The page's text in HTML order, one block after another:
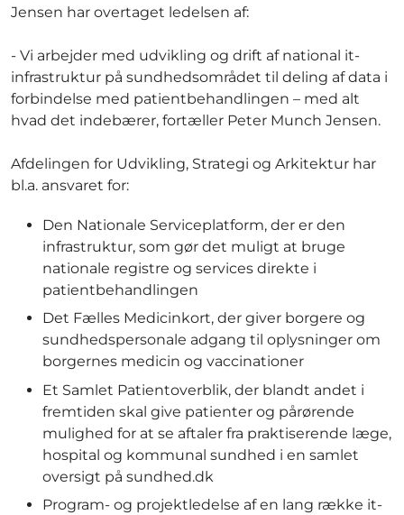
Jensen har overtaget ledelsen af:
- Vi arbejder med udvikling og drift af national it-
infrastruktur på sundhedsområdet til deling af data i
forbindelse med patientbehandlingen – med alt
hvad det indebærer, fortæller Peter Munch Jensen.
Afdelingen for Udvikling, Strategi og Arkitektur har
bl.a. ansvaret for:
Den Nationale Serviceplatform, der er den
infrastruktur, som gør det muligt at bruge
nationale registre og services direkte i
patientbehandlingen
Det Fælles Medicinkort, der giver borgere og
sundhedspersonale adgang til oplysninger om
borgernes medicin og vaccinationer
Et Samlet Patientoverblik, der blandt andet i
fremtiden skal give patienter og pårørende
mulighed for at se aftaler fra praktiserende læge,
hospital og kommunal sundhed i en samlet
oversigt på sundhed.dk
Program- og projektledelse af en lang række it-